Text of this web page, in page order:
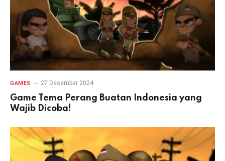
GAMES 27 Desember 2024
Game Tema Perang Buatan Indonesia yang
Wajib Dicoba!